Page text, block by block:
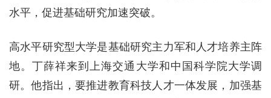
水平，促进基础研究加速突破。
高水平研究型大学是基础研究主力军和人才培养主阵
地。丁薛祥来到上海交通大学和中国科学院大学调
研。他指出，要推进教育科技人才一体发展，加强基